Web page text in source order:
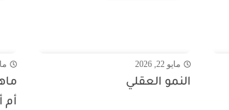
مايو 22, 2026
النمو العقلي
مايو
أم